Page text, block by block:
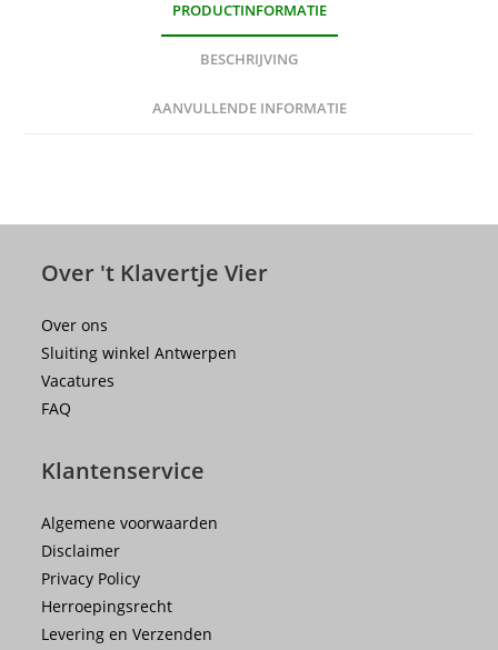
PRODUCTINFORMATIE
BESCHRIJVING
AANVULLENDE INFORMATIE
Over 't Klavertje Vier
Over ons
Sluiting winkel Antwerpen
Vacatures
FAQ
Klantenservice
Algemene voorwaarden
Disclaimer
Privacy Policy
Herroepingsrecht
Levering en Verzenden